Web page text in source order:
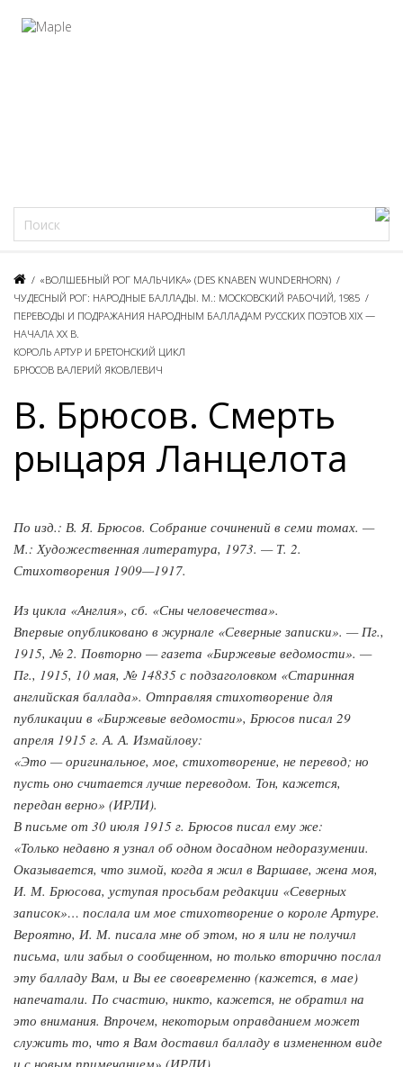
/ «ВОЛШЕБНЫЙ РОГ МАЛЬЧИКА» (DES KNABEN WUNDERHORN) /
ЧУДЕСНЫЙ РОГ: НАРОДНЫЕ БАЛЛАДЫ. М.: МОСКОВСКИЙ РАБОЧИЙ, 1985 /
ПЕРЕВОДЫ И ПОДРАЖАНИЯ НАРОДНЫМ БАЛЛАДАМ РУССКИХ ПОЭТОВ XIX —
НАЧАЛА XX В.
КОРОЛЬ АРТУР И БРЕТОНСКИЙ ЦИКЛ
БРЮСОВ ВАЛЕРИЙ ЯКОВЛЕВИЧ
В. Брюсов. Смерть
рыцаря Ланцелота
По изд.: В. Я. Брюсов. Собрание сочинений в семи томах. —
М.: Художественная литература, 1973. — Т. 2.
Стихотворения 1909—1917.
Из цикла «Англия», сб. «Сны человечества».
Впервые опубликовано в журнале «Северные записки». — Пг.,
1915, № 2. Повторно — газета «Биржевые ведомости». —
Пг., 1915, 10 мая, № 14835 с подзаголовком «Старинная
английская баллада». Отправляя стихотворение для
публикации в «Биржевые ведомости», Брюсов писал 29
апреля 1915 г. А. А. Измайлову:
«Это — оригинальное, мое, стихотворение, не перевод; но
пусть оно считается лучше переводом. Тон, кажется,
передан верно» (ИРЛИ).
В письме от 30 июля 1915 г. Брюсов писал ему же:
«Только недавно я узнал об одном досадном недоразумении.
Оказывается, что зимой, когда я жил в Варшаве, жена моя,
И. М. Брюсова, уступая просьбам редакции «Северных
записок»… послала им мое стихотворение о короле Артуре.
Вероятно, И. М. писала мне об этом, но я или не получил
письма, или забыл о сообщенном, но только вторично послал
эту балладу Вам, и Вы ее своевременно (кажется, в мае)
напечатали. По счастию, никто, кажется, не обратил на
это внимания. Впрочем, некоторым оправданием может
служить то, что я Вам доставил балладу в измененном виде
и с новым примечанием» (ИРЛИ).